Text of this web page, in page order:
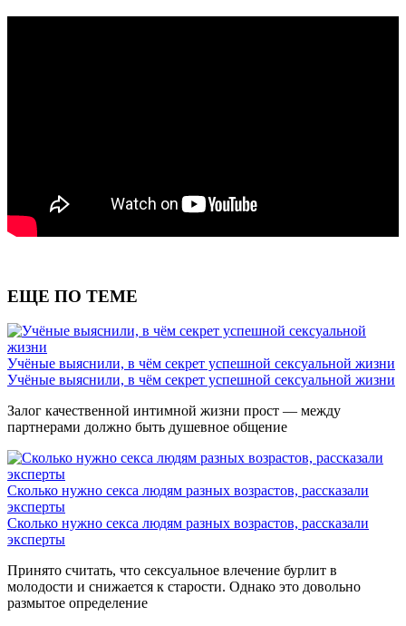
ЕЩЕ ПО ТЕМЕ
Учёные выяснили, в чём секрет успешной сексуальной жизни
Учёные выяснили, в чём секрет успешной сексуальной жизни
Залог качественной интимной жизни прост — между
партнерами должно быть душевное общение
Сколько нужно секса людям разных возрастов, рассказали
эксперты
Сколько нужно секса людям разных возрастов, рассказали
эксперты
Принято считать, что сексуальное влечение бурлит в
молодости и снижается к старости. Однако это довольно
размытое определение